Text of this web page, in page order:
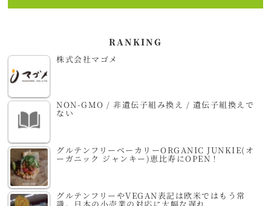
RANKING
株式会社マゴメ
NON-GMO / 非遺伝子組み換え / 遺伝子組換えで
ない
グルテンフリーベーカリーORGANIC JUNKIE(オ
ーガニック ジャンキー)恵比寿にOPEN！
グルテンフリーやVEGAN表記は欧米ではもう常